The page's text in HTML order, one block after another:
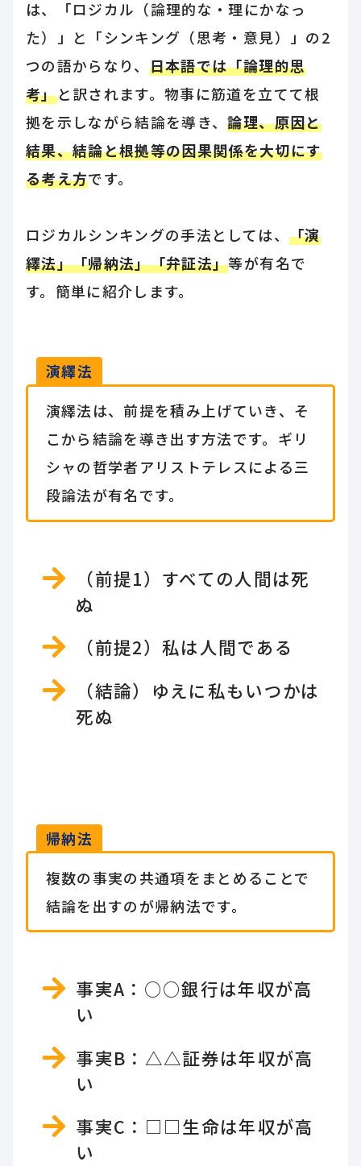
は、「ロジカル（論理的な・理にかなっ
た）」と「シンキング（思考・意見）」の2
つの語からなり、 日本語では「論理的思
考」と訳されます。物事に筋道を立てて根
拠を示しながら結論を導き、論理、原因と
結果、結論と根拠等の因果関係を大切にす
る考え方です。
ロジカルシンキングの手法としては、 「演
繹法」「帰納法」「弁証法」等が有名で
す。簡単に紹介します。
演繹法
演繹法は、前提を積み上げていき、そ
こから結論を導き出す方法です。ギリ
シャの哲学者アリストテレスによる三
段論法が有名です。
（前提1）すべての人間は死
ぬ
（前提2）私は人間である
（結論）ゆえに私もいつかは
死ぬ
帰納法
複数の事実の共通項をまとめることで
結論を出すのが帰納法です。
事実A：○○銀行は年収が高
い
事実B：△△証券は年収が高
い
事実C：□□生命は年収が高
い